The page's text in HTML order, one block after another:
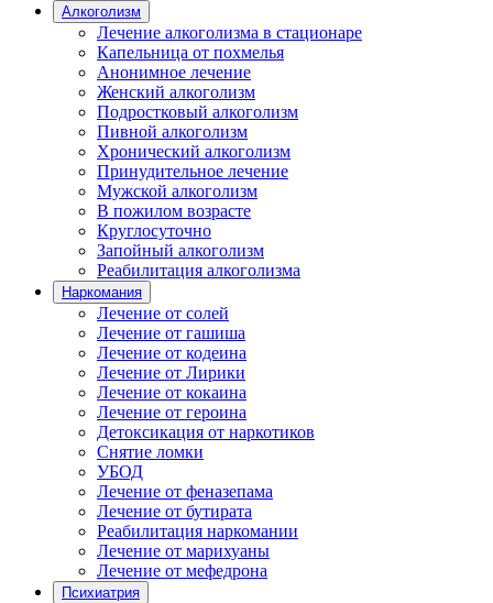
Алкоголизм
Лечение алкоголизма в стационаре
Капельница от похмелья
Анонимное лечение
Женский алкоголизм
Подростковый алкоголизм
Пивной алкоголизм
Хронический алкоголизм
Принудительное лечение
Мужской алкоголизм
В пожилом возрасте
Круглосуточно
Запойный алкоголизм
Реабилитация алкоголизма
Наркомания
Лечение от солей
Лечение от гашиша
Лечение от кодеина
Лечение от Лирики
Лечение от кокаина
Лечение от героина
Детоксикация от наркотиков
Снятие ломки
УБОД
Лечение от феназепама
Лечение от бутирата
Реабилитация наркомании
Лечение от марихуаны
Лечение от мефедрона
Психиатрия